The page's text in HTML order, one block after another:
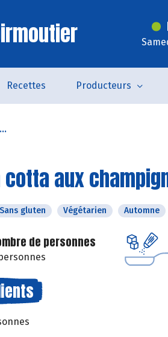
Recettes Producteurs
cotta aux
Sans gluten Végétarien Automne
de personnes